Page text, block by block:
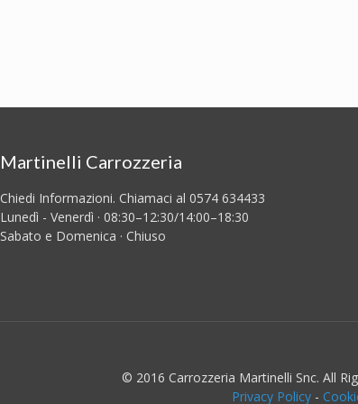
Martinelli Carrozzeria
Chiedi Informazioni. Chiamaci al 0574 634433
Lunedì - Venerdì · 08:30–12:30/14:00–18:30
Sabato e Domenica · Chiuso
© 2016 Carrozzeria Martinelli Snc. All
Privacy Policy-